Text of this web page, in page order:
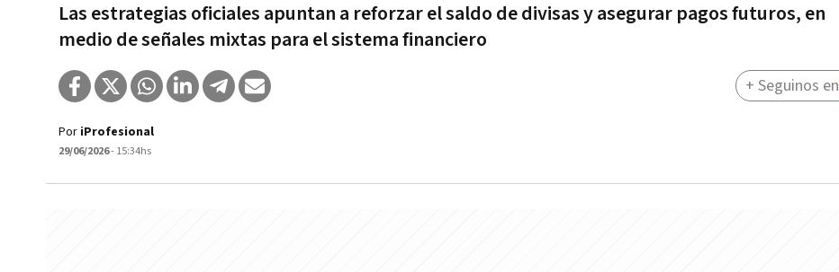
Las estrategias oficiales apuntan a reforzar el saldo de divisas y asegurar pagos futuros, en
medio de señales mixtas para el sistema financiero
Por iProfesional
29/06/2026- 15:34hs
+ Seguinos en